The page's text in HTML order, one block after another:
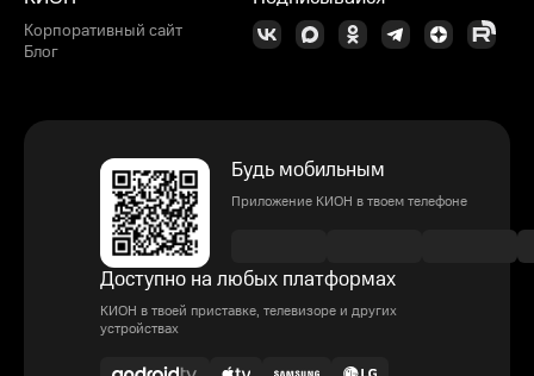
Корпоративный сайт
Блог
Будь мобильным
Приложение КИОН в твоем телефоне
Доступно на любых платформах
КИОН в твоей приставке, телевизоре и других
устройствах